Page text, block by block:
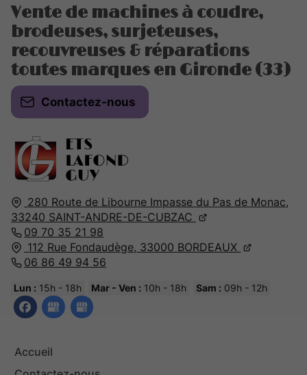
280 Route de Libourne Impasse du Pas de Monac,
33240 SAINT-ANDRE-DE-CUBZAC
09 70 35 21 98
112 Rue Fondaudège, 33000 BORDEAUX
06 86 49 94 56
Lun : 15h - 18h Mar - Ven : 10h - 18h Sam : 09h - 12h
Accueil
Vente de machines à coudre,
brodeuses, surjeteuses,
recouvreuses & réparations
toutes marques en Gironde (33)
Contactez-nous